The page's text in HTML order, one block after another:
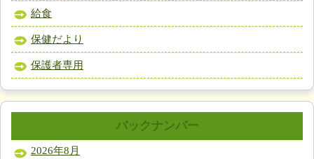
給食
保健だより
保護者専用
バックナンバー
2026年8月